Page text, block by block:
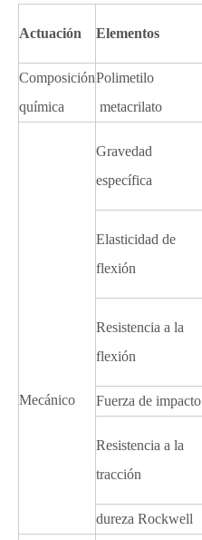
Actuación Elementos
Composición
química
Polimetilo
metacrilato
Mecánico
Gravedad
específica
Elasticidad de
flexión
Resistencia a la
flexión
Fuerza de impacto
Resistencia a la
tracción
dureza Rockwell